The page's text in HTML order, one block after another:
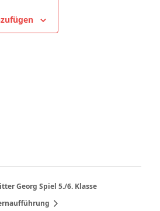
Georg Spiel 5./6. Klasse